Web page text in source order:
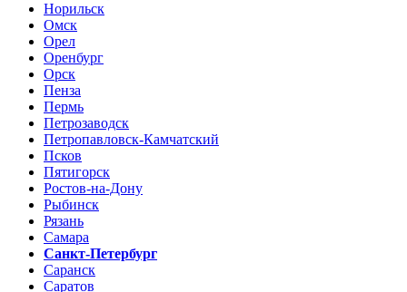
Норильск
Омск
Орел
Оренбург
Орск
Пенза
Пермь
Петрозаводск
Петропавловск-Камчатский
Псков
Пятигорск
Ростов-на-Дону
Рыбинск
Рязань
Самара
Санкт-Петербург
Саранск
Саратов